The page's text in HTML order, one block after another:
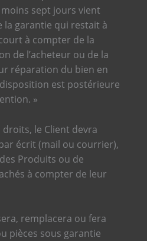
moins sept jours vient
la garantie qui restait à
à compter de la
de l’acheteur ou de la
réparation du bien en
est postérieure
»
le Client devra
écrit (mail ou courrier),
Produits ou de
à compter de leur
remplacera ou fera
pièces sous garantie